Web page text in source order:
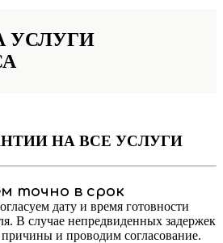
УСЛУГИ
НА ВСЕ УСЛУГИ
точно в срок
дату и время готовности
В случае непредвиденных задержек
и проводим согласование.